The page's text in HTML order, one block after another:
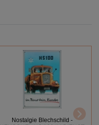
Nostalgie Blechschild -